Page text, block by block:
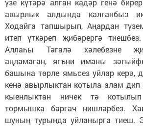
үзе күтәрә алган кадәр генә
авырлык алдында калганбыз
Ходайга тапшырып, Аңардан
итеп үткәреп җибәрергә
Аллаһы Тәгалә хәлебезне
аңламаган, ягъни иманы
башына төрле ямьсез уйлар керә,
кенә авырлыктан котыла алам
кыенлыктан ничек тә
тормышка баргач нишләрбез.
шуның турында уйланырга тиеш.